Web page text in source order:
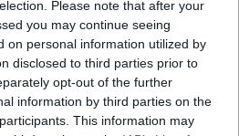
Please note that after your
you may continue seeing
on personal information utilized by
disclosed to third parties prior to
opt-out of the further
information by third parties on the
This information may
mit Rosinen